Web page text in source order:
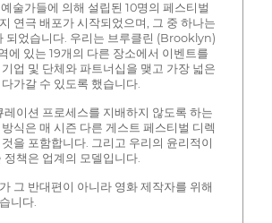
술가들에 의해 설립된 10명의 페스티벌
연극 배포가 시작되었으며, 그 중 하나는
되었습니다. 우리는 브루클린 (Brooklyn)
에 있는 19개의 다른 장소에서 이벤트를
업 및 단체와 파트너십을 맺고 가장 넓은
가갈 수 있도록 했습니다.
레이션 프로세스를 지배하지 않도록 하는
식은 매 시즌 다른 게스트 페스티벌 디렉
을 포함합니다. 그리고 우리의 윤리적이
정책은 업계의 모델입니다.
그 반대편이 아니라 영화 제작자를 위해
니다.